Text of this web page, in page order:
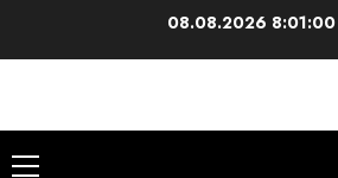
08.08.2026 8:01:01
Primary